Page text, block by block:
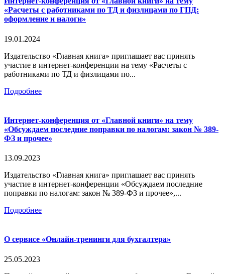
«Расчеты с работниками по ТД и физлицами по ГПД:
оформление и налоги»
19.01.2024
Издательство «Главная книга» приглашает вас принять
участие в интернет-конференции на тему «Расчеты с
работниками по ТД и физлицами по...
Подробнее
Интернет-конференция от «Главной книги» на тему
«Обсуждаем последние поправки по налогам: закон № 389-
ФЗ и прочее»
13.09.2023
Издательство «Главная книга» приглашает вас принять
участие в интернет-конференции «Обсуждаем последние
поправки по налогам: закон № 389-ФЗ и прочее»,...
Подробнее
О сервисе «Онлайн-тренинги для бухгалтера»
25.05.2023